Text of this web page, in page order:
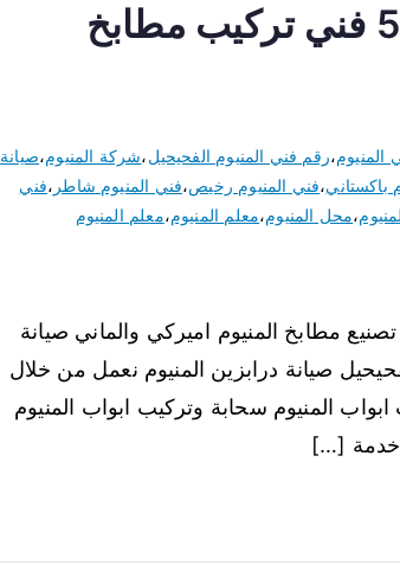
فني المنيوم الفحيحيل 52227343 فني تركيب مطابخ
المنيوم،رقم فني المنيوم الفحيحيل،شركة المنيوم،صيانة
باكستاني،فني المنيوم رخيص،فني المنيوم شاطر ،فني
،محل المنيوم،معلم المنيوم،معلم المنيوم
مطابخ المنيوم اميركي والماني صيانة
صيانة درابزين المنيوم نعمل من خلال
المنيوم سحابة وتركيب ابواب المنيوم
خدمة […]